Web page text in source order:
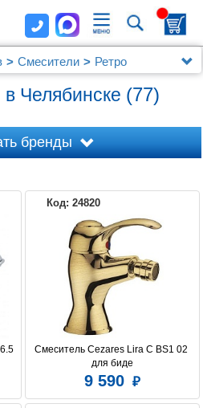
Смесители Ретро
Челябинске (77)
RAV SLEZAK
бренды
Код: 24820
Смеситель Cezares Lira C BS1 02
для биде
9 590